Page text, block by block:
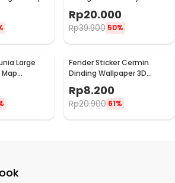
Rp20.000
Rp39.900 50%
Large
Fender Sticker Cermin
Dinding Wallpaper 3D
Model Square Mirror 9 PCS -
Q353
Rp8.200
Rp20.900 61%